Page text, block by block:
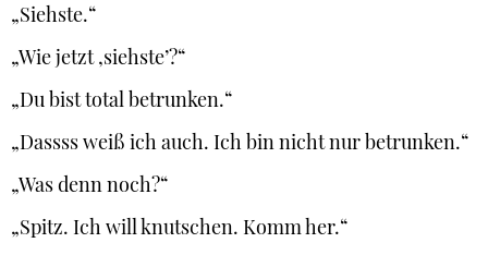
„Siehste.“
„Wie jetzt ‚siehste’?“
„Du bist total betrunken.“
„Dassss weiß ich auch. Ich bin nicht nur betrunken.“
„Was denn noch?“
„Spitz. Ich will knutschen. Komm her.“